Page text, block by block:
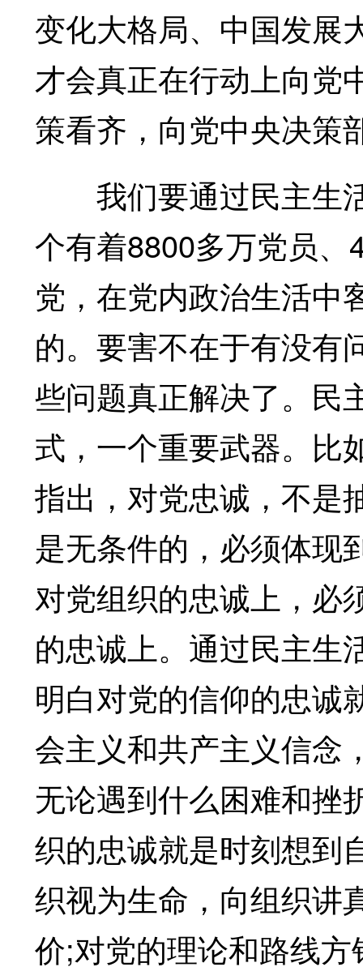
变化大格局、中国发展
才会真正在行动上向党
策看齐，向党中央决策
我们要通过民主生
个有着8800多万党员
党，在党内政治生活中
的。要害不在于有没有
些问题真正解决了。民
式，一个重要武器。比
指出，对党忠诚，不是
是无条件的，必须体现
对党组织的忠诚上，必
的忠诚上。通过民主生
明白对党的信仰的忠诚
会主义和共产主义信念
无论遇到什么困难和挫
织的忠诚就是时刻想到
织视为生命，向组织讲
价;对党的理论和路线